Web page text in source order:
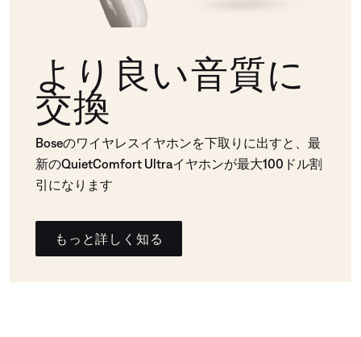
より良い音質に
交換
Boseのワイヤレスイヤホンを下取りに出すと、最
新のQuietComfort Ultraイヤホンが最大100ドル割
引になります
もっと詳しく知る